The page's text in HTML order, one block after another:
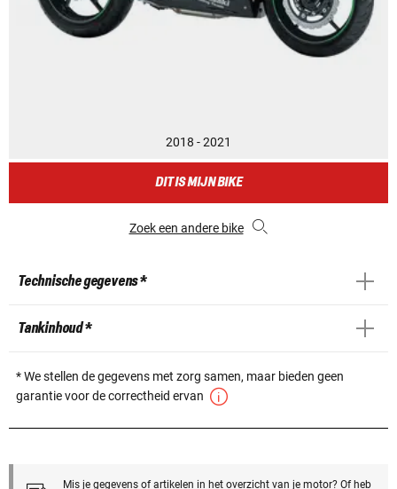
2018 - 2021
DIT IS MIJN BIKE
Zoek een andere bike
Technische gegevens *
Tankinhoud *
* We stellen de gegevens met zorg samen, maar bieden geen
garantie voor de correctheid ervan
Mis je gegevens of artikelen in het overzicht van je motor? Of heb